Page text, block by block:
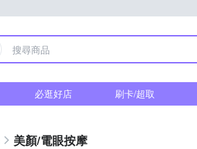
必逛好店 刷卡/超取
美顏/電眼按摩